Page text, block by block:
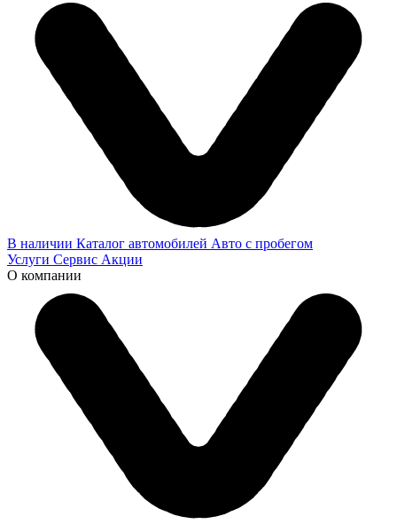
В наличии Каталог автомобилей Авто с пробегом
Услуги Сервис Акции
О компании